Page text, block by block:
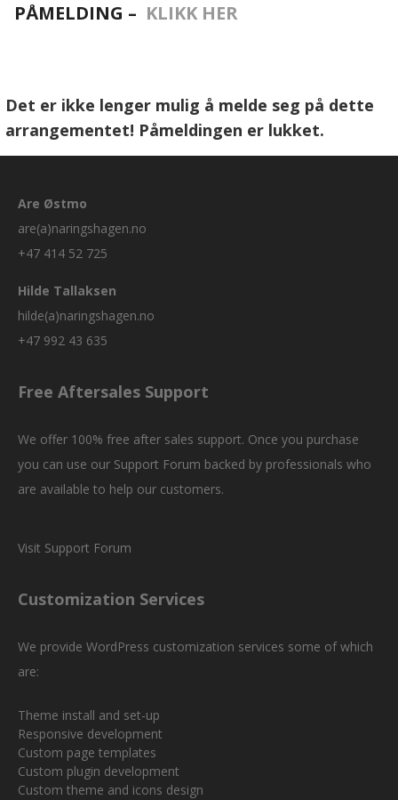
PÅMELDING – KLIKK HER
Det er ikke lenger mulig å melde seg på dette
arrangementet! Påmeldingen er lukket.
Are Østmo
are(a)naringshagen.no
+47 414 52 725
Hilde Tallaksen
hilde(a)naringshagen.no
+47 992 43 635
Free Aftersales Support
We offer 100% free after sales support. Once you purchase
you can use our Support Forum backed by professionals who
are available to help our customers.
Visit Support Forum
Customization Services
We provide WordPress customization services some of which
are:
Theme install and set-up
Responsive development
Custom page templates
Custom plugin development
Custom theme and icons design